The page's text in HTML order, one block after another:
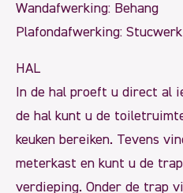
Wandafwerking: Behang
Plafondafwerking: Stucwerk
HAL
In de hal proeft u direct al
de hal kunt u de
keuken bereiken. Tevens
meterkast en kunt u de
verdieping. Onder de trap